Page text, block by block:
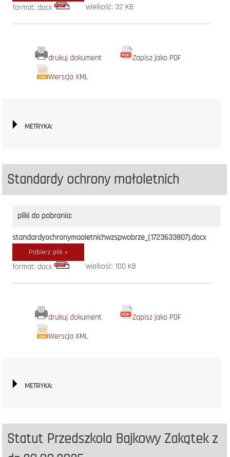
format: docx wielkość: 32 KB
drukuj dokument
Zapisz jako PDF
Werscja XML
METRYKA:
Standardy ochrony małoletnich
pliki do pobrania:
standardyochronymaoletnichwzspwobrze_(1723633807).docx
Pobierz plik »
format: docx wielkość: 100 KB
drukuj dokument
Zapisz jako PDF
Werscja XML
METRYKA:
Statut Przedszkola Bajkowy Zakątek z